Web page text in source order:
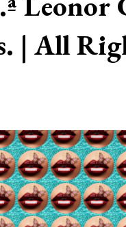
| All